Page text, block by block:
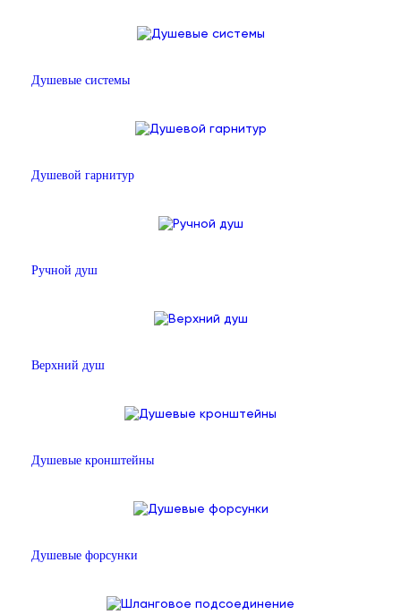
Душевые системы
Душевой гарнитур
Ручной душ
Верхний душ
Душевые кронштейны
Душевые форсунки